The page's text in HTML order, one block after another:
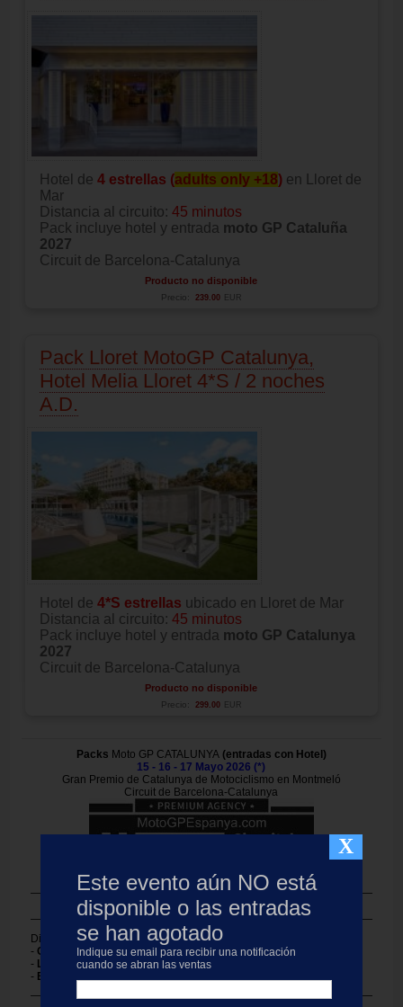
X
Este evento aún NO está
disponible o las entradas
se han agotado
Indique su email para recibir una notificación
cuando se abran las ventas
Hotel de 4 estrellas (adults only +18)en Lloret de
Mar
Distancia al circuito: 45 minutos
Pack incluye hotel y entrada moto GP Cataluña
2027
Circuit de Barcelona-Catalunya
Producto no disponible
Precio: 239.00 EUR
Pack Lloret MotoGP Catalunya,
Hotel Melia Lloret 4*S / 2 noches
A.D.
Hotel de 4*S estrellas ubicado en Lloret de Mar
Distancia al circuito: 45 minutos
Pack incluye hotel y entrada moto GP Catalunya
2027
Circuit de Barcelona-Catalunya
Producto no disponible
Precio: 299.00 EUR
Packs Moto GP CATALUNYA (entradas con Hotel)
15 - 16 - 17 Mayo 2026 (*)
Gran Premio de Catalunya de Motociclismo en Montmeló
Circuit de Barcelona-Catalunya
Tickets motogp con alojamiento
Punto de venta oficial
Distancia del hotel al circuito (+/-) de los 3 destinos:
- COSTA
(Calella-Malgrat) =35-40 min
- LLORET=45 min
- BARCELONA